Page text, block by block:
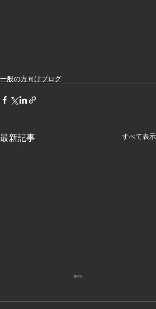
一般の方向けブログ
最新記事 すべて表示